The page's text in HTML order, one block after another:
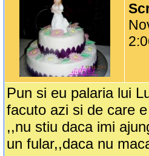
Pun si eu palaria lui
facuto azi si de care
,,nu stiu daca imi
un fular,,daca nu